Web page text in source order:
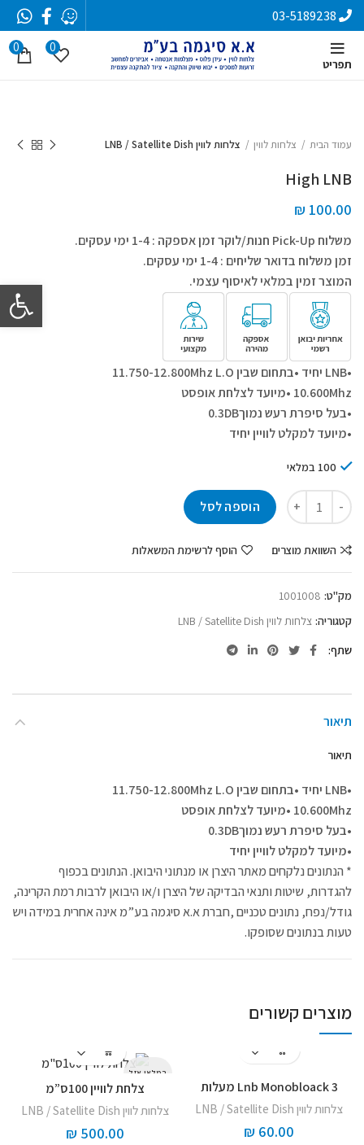
פתח
תפריט
0
0
עמוד הבית צלחות לווין צלחות לווין LNB / Satellite Dish
High LNB
₪ 100.00
משלוח Pick-Up חנות/לוקר זמן אספקה : 1-4 ימי עסקים.
זמן משלוח בדואר שליחים : 1-4 ימי עסקים.
המוצר זמין במלאי לאיסוף עצמי.
•LNB יחיד
•בתחום שבין 11.750-12.800Mhz L.O
10.600Mhz •מיועד לצלחת אופסט
•בעל סיפרת רעש נמוך0.3DB
•מיועד למקלט לוויין יחיד
100 במלאי
הוספה לסל
השוואת מוצרים הוסף לרשימת המשאלות
מק"ט: 1001008
קטגוריה: צלחות לווין LNB / Satellite Dish
שתף
תיאור
תיאור
•LNB יחיד
•בתחום שבין 11.750-12.800Mhz L.O
10.600Mhz •מיועד לצלחת אופסט
•בעל סיפרת רעש נמוך0.3DB
•מיועד למקלט לוויין יחיד
* הנתונים נלקחים מאתר היצרן או מנתוני היבואן. הנתונים בכפוף
להגדרות, שיטות ותנאי הבדיקה של היצרן ו/או היבואן לרבות רמת הקרינה,
גודל/נפח, נתונים טכניים ,חברת א.א סיגמה בע”מ אינה אחרית במידה ויש
טעות בנתונים שסופקו.
מוצרים קשורים
Lnb Monobloack 3 מעלות
צלחות לווין LNB / Satellite Dish
₪ 60.00
המלאי אזל
צלחת לוויין 100ס”מ
צלחות לווין LNB / Satellite Dish
₪ 500.00